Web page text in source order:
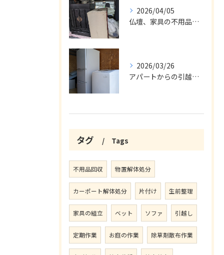
2026/04/05
仏壇、家具の不用品回収
2026/03/26
アパートからの引越の不用品回収
タグ Tags
不用品回収 物置解体処分
カーポート解体処分 片付け 生前整理
家具の組立 ベット ソファ 引越し
定期作業 お庭の作業 除草剤散布作業